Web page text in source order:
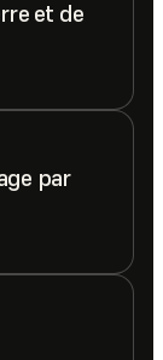
et de
par